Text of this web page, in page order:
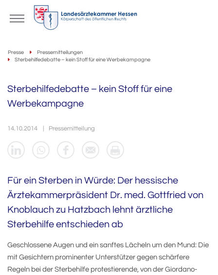
Presse
Pressemitteilungen
Sterbehilfedebatte – kein Stoff für eine Werbekampagne
Sterbehilfedebatte – kein Stoff für eine
Werbekampagne
14.10.2014 Pressemitteilung
Für ein Sterben in Würde: Der hessische
Ärztekammerpräsident Dr. med. Gottfried von
Knoblauch zu Hatzbach lehnt ärztliche
Sterbehilfe entschieden ab
Geschlossene Augen und ein sanftes Lächeln um den Mund: Die
mit Gesichtern prominenter Unterstützer gegen schärfere
Regeln bei der Sterbehilfe protestierende, von der Giordano-